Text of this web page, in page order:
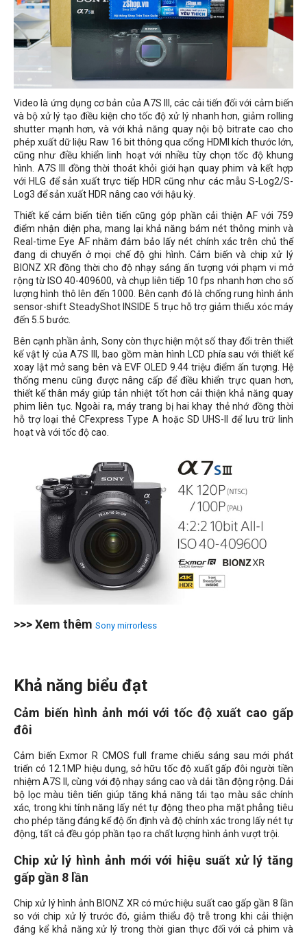
Video là ứng dụng cơ bản của A7S III, các cải tiến đối với cảm biến
và bộ xử lý tạo điều kiện cho tốc độ xử lý nhanh hơn, giảm rolling
shutter mạnh hơn, và với khả năng quay nội bộ bitrate cao cho
phép xuất dữ liệu Raw 16 bit thông qua cổng HDMI kích thước lớn,
cũng như điều khiển linh hoạt với nhiều tùy chọn tốc độ khung
hình. A7S III đồng thời thoát khỏi giới hạn quay phim và kết hợp
với HLG để sản xuất trực tiếp HDR cũng như các mẫu S-Log2/S-
Log3 để sản xuất HDR nâng cao với hậu kỳ.
Thiết kế cảm biến tiên tiến cũng góp phần cải thiện AF với 759
điểm nhận diện pha, mang lại khả năng bám nét thông minh và
Real-time Eye AF nhằm đảm bảo lấy nét chính xác trên chủ thể
đang di chuyển ở mọi chế độ ghi hình. Cảm biến và chip xử lý
BIONZ XR đồng thời cho độ nhạy sáng ấn tượng với phạm vi mở
rộng từ ISO 40-409600, và chụp liên tiếp 10 fps nhanh hơn cho số
lượng hình thô lên đến 1000. Bên cạnh đó là chống rung hình ảnh
sensor-shift SteadyShot INSIDE 5 trục hỗ trợ giảm thiểu xóc máy
đến 5.5 bước.
Bên cạnh phần ảnh, Sony còn thực hiện một số thay đổi trên thiết
kế vật lý của A7S III, bao gồm màn hình LCD phía sau với thiết kế
xoay lật mở sang bên và EVF OLED 9.44 triệu điểm ấn tượng. Hệ
thống menu cũng được nâng cấp để điều khiển trực quan hơn,
thiết kế thân máy giúp tản nhiệt tốt hơn cải thiện khả năng quay
phim liên tục. Ngoài ra, máy trang bị hai khay thẻ nhớ đồng thời
hỗ trợ loại thẻ CFexpress Type A hoặc SD UHS-II để lưu trữ linh
hoạt và với tốc độ cao.
>>> Xem thêm Sony mirrorless
Khả năng biểu đạt
Cảm biến hình ảnh mới với tốc độ xuất cao gấp
đôi
Cảm biến Exmor R CMOS full frame chiếu sáng sau mới phát
triển có 12.1MP hiệu dụng, sở hữu tốc độ xuất gấp đôi người tiền
nhiệm A7S II, cùng với độ nhạy sáng cao và dải tần động rộng. Dải
bộ lọc màu tiên tiến giúp tăng khả năng tái tạo màu sắc chính
xác, trong khi tính năng lấy nét tự động theo pha mặt phẳng tiêu
cho phép tăng đáng kể độ ổn định và độ chính xác trong lấy nét tự
động, tất cả đều góp phần tạo ra chất lượng hình ảnh vượt trội.
Chip xử lý hình ảnh mới với hiệu suất xử lý tăng
gấp gần 8 lần
Chip xử lý hình ảnh BIONZ XR có mức hiệu suất cao gấp gần 8 lần
so với chip xử lý trước đó, giảm thiểu độ trễ trong khi cải thiện
đáng kể khả năng xử lý trong thời gian thực đối với cả phim và